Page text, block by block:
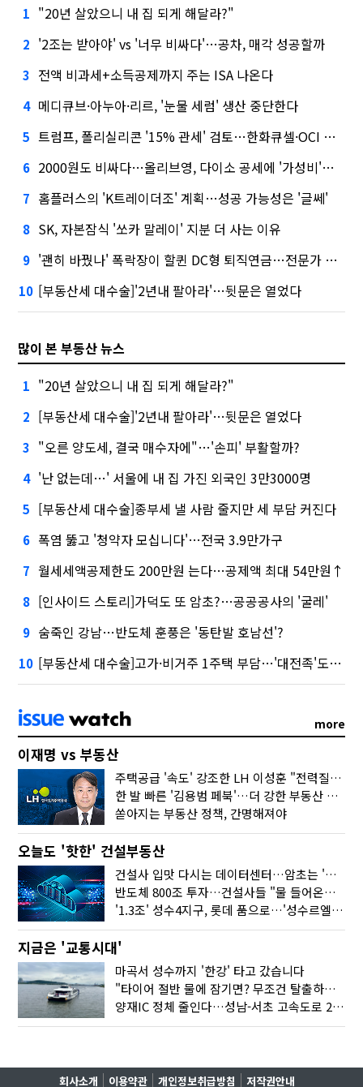
1 "20년 살았으니 내 집 되게 해달라?"
2 '2조는 받아야' vs '너무 비싸다'…공차, 매각 성공할까
3 전액 비과세+소득공제까지 주는 ISA 나온다
4 메디큐브·아누아·리르, '눈물 세럼' 생산 중단한다
5 트럼프, 폴리실리콘 '15% 관세' 검토…한화큐셀·OCI 영향은?
6 2000원도 비싸다…올리브영, 다이소 공세에 '가성비'로 맞불
7 홈플러스의 'K트레이더조' 계획…성공 가능성은 '글쎄'
8 SK, 자본잠식 '쏘카 말레이' 지분 더 사는 이유
9 '괜히 바꿨나' 폭락장이 할퀸 DC형 퇴직연금…전문가 조언은
10 [부동산세 대수술]'2년내 팔아라'…뒷문은 열었다
많이 본 부동산 뉴스
1 "20년 살았으니 내 집 되게 해달라?"
2 [부동산세 대수술]'2년내 팔아라'…뒷문은 열었다
3 "오른 양도세, 결국 매수자에"…'손피' 부활할까?
4 '난 없는데…' 서울에 내 집 가진 외국인 3만3000명
5 [부동산세 대수술]종부세 낼 사람 줄지만 세 부담 커진다
6 폭염 뚫고 '청약자 모십니다'…전국 3.9만가구
7 월세세액공제한도 200만원 는다…공제액 최대 54만원↑
8 [인사이드 스토리]가덕도 또 암초?…공공공사의 '굴레'
9 숨죽인 강남…반도체 훈풍은 '동탄발 호남선'?
10 [부동산세 대수술]고가·비거주 1주택 부담…'대전족'도 불똥
more
이재명 vs 부동산
주택공급 '속도' 강조한 LH 이성훈 "전력질주해야"
한 발 빠른 '김용범 페북'…더 강한 부동산 규제 나오나
쏟아지는 부동산 정책, 간명해져야
오늘도 '핫한' 건설부동산
건설사 입맛 다시는 데이터센터…암초는 '주민 반대'
반도체 800조 투자…건설사들 "물 들어온다!"
'1.3조' 성수4지구, 롯데 품으로…'성수르엘 S70' 거듭
지금은 '교통시대'
마곡서 성수까지 '한강' 타고 갔습니다
"타이어 절반 물에 잠기면? 무조건 탈출하세요"
양재IC 정체 줄인다…성남-서초 고속도로 2029년 착공
회사소개 이용약관 개인정보취급방침 저작권안내